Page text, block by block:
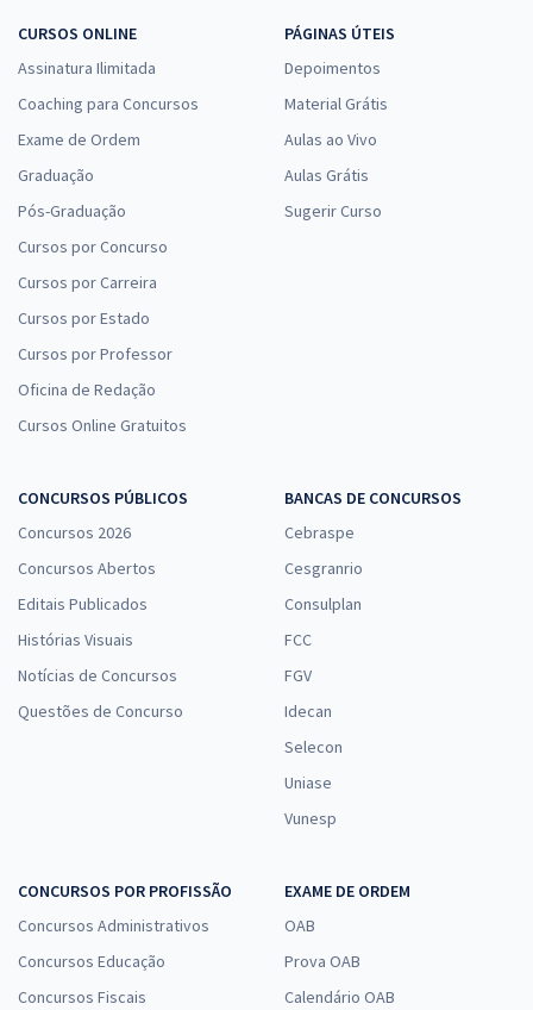
CURSOS ONLINE
Assinatura Ilimitada
Coaching para Concursos
Exame de Ordem
Graduação
Pós-Graduação
Cursos por Concurso
Cursos por Carreira
Cursos por Estado
Cursos por Professor
Oficina de Redação
Cursos Online Gratuitos
PÁGINAS ÚTEIS
Depoimentos
Material Grátis
Aulas ao Vivo
Aulas Grátis
Sugerir Curso
CONCURSOS PÚBLICOS
Concursos 2026
Concursos Abertos
Editais Publicados
Histórias Visuais
Notícias de Concursos
Questões de Concurso
BANCAS DE CONCURSOS
Cebraspe
Cesgranrio
Consulplan
FCC
FGV
Idecan
Selecon
Uniase
Vunesp
CONCURSOS POR PROFISSÃO
Concursos Administrativos
Concursos Educação
Concursos Fiscais
EXAME DE ORDEM
OAB
Prova OAB
Calendário OAB